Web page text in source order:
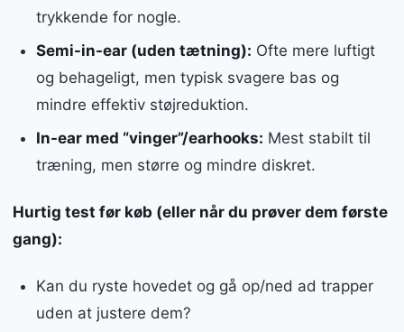
trykkende for nogle.
Semi-in-ear (uden tætning): Ofte mere luftigt
og behageligt, men typisk svagere bas og
mindre effektiv støjreduktion.
In-ear med “vinger”/earhooks: Mest stabilt til
træning, men større og mindre diskret.
Hurtig test før køb (eller når du prøver dem første
gang):
Kan du ryste hovedet og gå op/ned ad trapper
uden at justere dem?